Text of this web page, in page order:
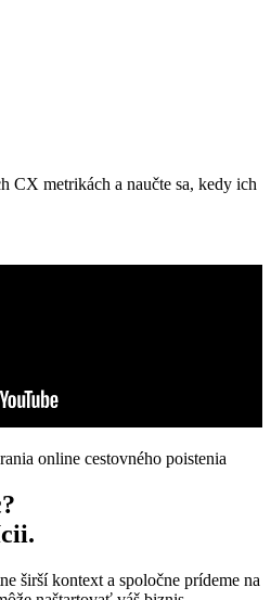
CX metrikách a naučte sa, kedy ich
online cestovného poistenia
širší kontext a spoločne prídeme na